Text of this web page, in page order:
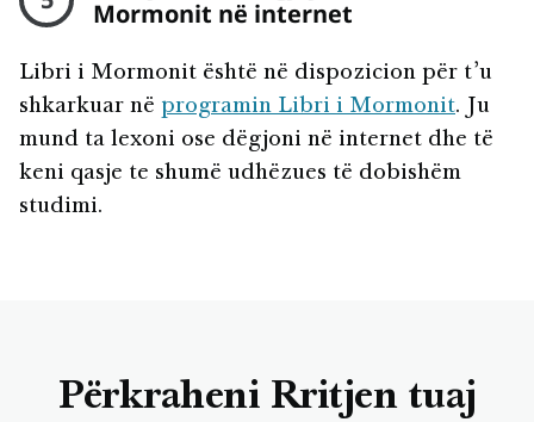
Mormonit në internet
Libri i Mormonit është në dispozicion për t’u
shkarkuar në programin Libri i Mormonit. Ju
mund ta lexoni ose dëgjoni në internet dhe të
keni qasje te shumë udhëzues të dobishëm
studimi.
Përkraheni Rritjen tuaj